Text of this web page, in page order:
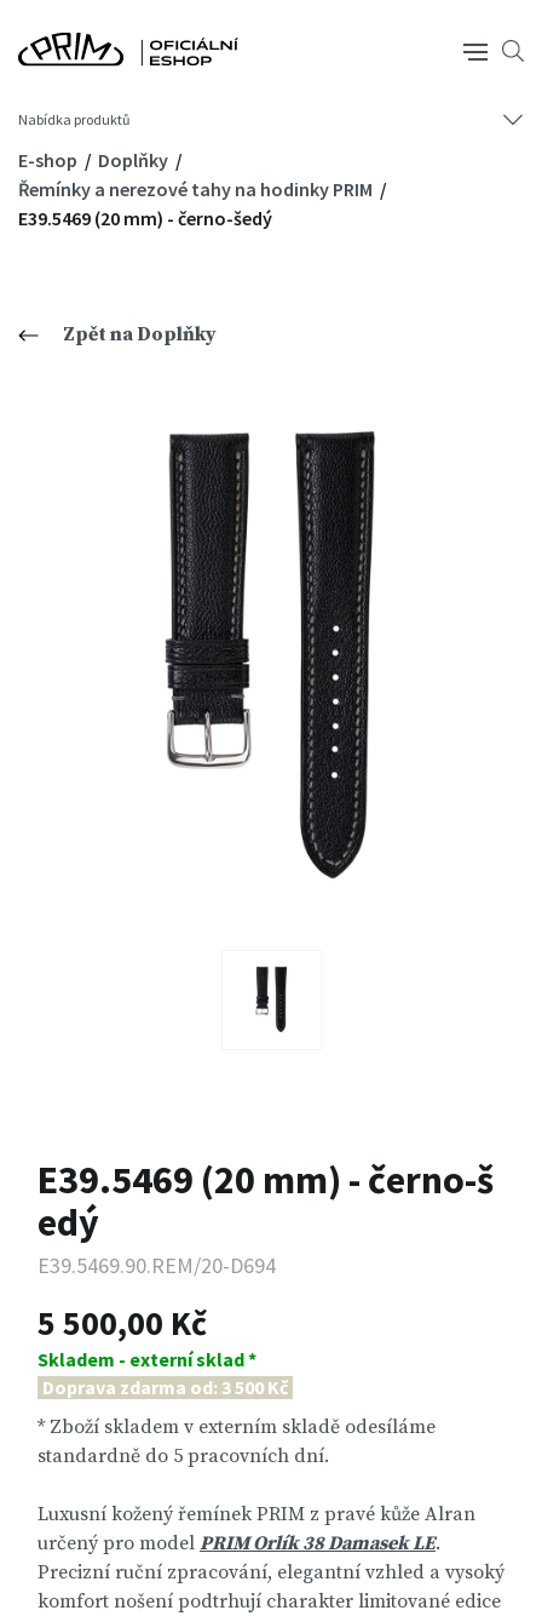
Nabídka produktů
E-shop
Doplňky
Řemínky a nerezové tahy na hodinky PRIM
E39.5469 (20 mm) - černo-šedý
Zpět na Doplňky
E39.5469 (20 mm) - černo-š
edý
E39.5469.90.REM/20-D694
5 500,00 Kč
Skladem - externí sklad *
Doprava zdarma od: 3 500 Kč
* Zboží skladem v externím skladě odesíláme
standardně do 5 pracovních dní.
Luxusní kožený řemínek PRIM z pravé kůže Alran
určený pro model PRIM Orlík 38 Damasek LE.
Precizní ruční zpracování, elegantní vzhled a vysoký
komfort nošení podtrhují charakter limitované edice